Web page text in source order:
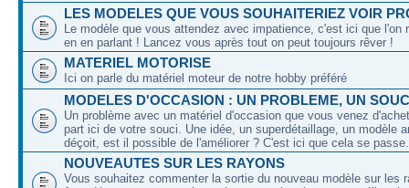
LES MODELES QUE VOUS SOUHAITERIEZ VOIR
Le modèle que vous attendez avec impatience, c'est ici que l'on
en en parlant ! Lancez vous après tout on peut toujours rêver !
MATERIEL MOTORISE
Ici on parle du matériel moteur de notre hobby préféré
MODELES D'OCCASION : UN PROBLEME, UN
Un problème avec un matériel d'occasion que vous venez
part ici de votre souci. Une idée, un superdétaillage, un modèle
déçoit, est il possible de l'améliorer ? C'est ici que cela se passe.
NOUVEAUTES SUR LES RAYONS
Vous souhaitez commenter la sortie du nouveau modèle sur les